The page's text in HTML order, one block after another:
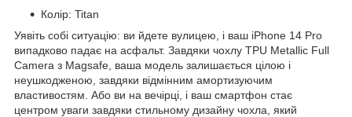
Колір: Titan
Уявіть собі ситуацію: ви йдете вулицею, і ваш iPhone 14 Pro
випадково падає на асфальт. Завдяки чохлу TPU Metallic Full
Camera з Magsafe, ваша модель залишається цілою і
неушкодженою, завдяки відмінним амортизуючим
властивостям. Або ви на вечірці, і ваш смартфон стає
центром уваги завдяки стильному дизайну чохла, який